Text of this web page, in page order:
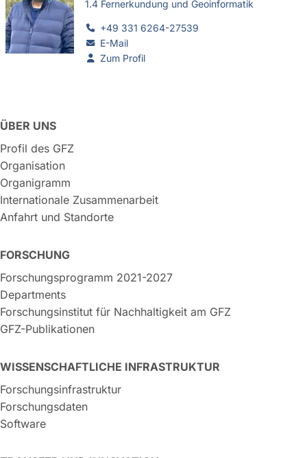
1.4 Fernerkundung und Geoinformatik
+49 331 6264-27539
E-Mail
Zum Profil
ÜBER UNS
Profil des GFZ
Organisation
Organigramm
Internationale Zusammenarbeit
Anfahrt und Standorte
FORSCHUNG
Forschungsprogramm 2021-2027
Departments
Forschungsinstitut für Nachhaltigkeit am GFZ
GFZ-Publikationen
WISSENSCHAFTLICHE INFRASTRUKTUR
Forschungsinfrastruktur
Forschungsdaten
Software